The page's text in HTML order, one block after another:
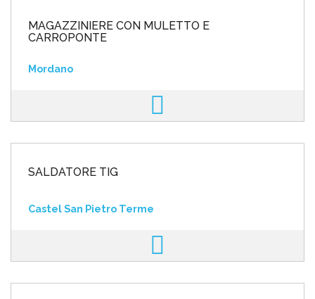
MAGAZZINIERE CON MULETTO E
CARROPONTE
Mordano
SALDATORE TIG
Castel San Pietro Terme